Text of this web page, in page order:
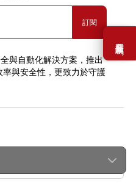
需要幫助嗎？
訂閱
與自動化解決方案，推出
與安全性，更致力於守護